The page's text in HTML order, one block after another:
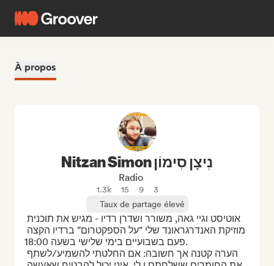
À propos
Nitzan Simon נִיצָן סִימוֹן
Radio
1.3k 15 9
3
Taux de partage élevé
פעם בשבועיים בימי שלישי בשעה 18:00.